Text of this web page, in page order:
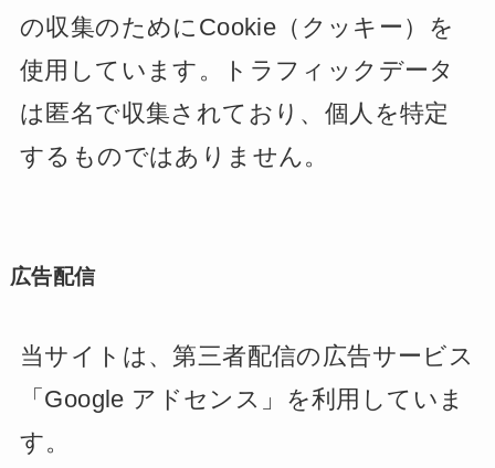
の収集のためにCookie（クッキー）を
使用しています。トラフィックデータ
は匿名で収集されており、個人を特定
するものではありません。
広告配信
当サイトは、第三者配信の広告サービス
「Google アドセンス」を利用していま
す。